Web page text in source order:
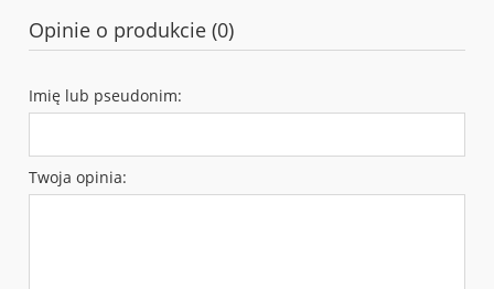
Opinie o produkcie (0)
Imię lub pseudonim:
Twoja opinia: